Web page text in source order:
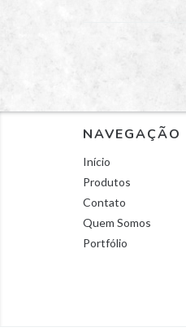
NAVEGAÇÃO
Início
Produtos
Contato
Quem Somos
Portfólio